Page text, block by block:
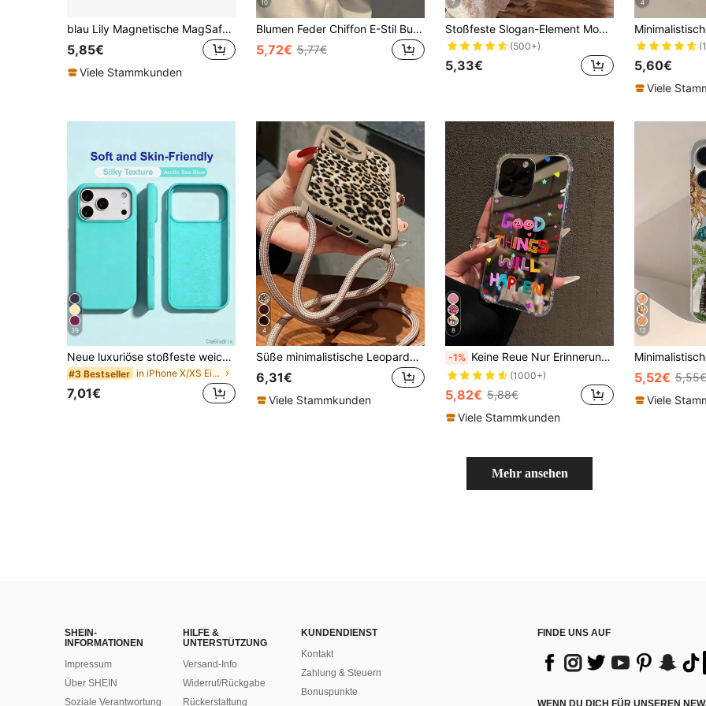
blau Lily Magnetische MagSafe Schnellverschluss Handyhülle, kompatibel mit iPhone 17, 17 Air, 17 Pro, 17 Pro Max, 16, 15, 14 Pro Max, 13, 12, 11 Plus und Galaxy S22/S23/S24/S25 Ultra/FE+, stoßfeste Acryl Handy Schutzhülle, magnetische Handy Schutzhülle, stilvoll und langanhaltend
5,85€
Viele Stammkunden
10
Blumen Feder Chiffon E-Stil Buntglas Sonnenblume bemalt Anti-Sturz Handyhülle kompatibel mit iPhone 14, 14 Pro, 14 Pro Max, 13, 13 Pro, 13 Pro Max, 11, 11 Pro Max, 12, 12 Pro, 12 Pro Max, XR, XS, 15, 15 Pro, 15 Pro Max, 16, 16 Pro, 16 Pro Max, 17, 17 Pro, 17 Air, 17 Pro Max, S23, S24, A04, A05, A14, A12, A15, A33, A53, A32, A35, A34, 13, 13 Pro, 14, 14 Pro, 15, 15 Pro, Premium Anti-Sturz Handyhülle
5,72€ 5,77€
7
Stoßfeste Slogan-Element Mode Handyhüllen, klare Schutzhüllen kompatibel mit Apple 17/17Pro/17Promax/16 Pro Max/17/15/14/13/12/11, praktisch und modisch, neues kreatives Design, Ästhetik, hochwertige Airbag-Schutzhüllen geeignet für Männer und Frauen, Jahrestags-Geschenk, Geburtstagsparty, Muttertag
(500+)
5,33€
4
5,60€
Viele
39
Neue luxuriöse stoßfeste weiche beige Handyhülle, kompatibel mit iPhone 17 16 15 Pro 14 Plus 13 12 11 17 Pro Max Air XR XS Max X/XS 7/8 Plus 7/8, stoßfeste glatte Schutzhülle, langanhaltend Design, hautfreundliches Material
#3 Bestseller in iPhone X/XS Einfache Handyhüllen
7,01€
4
Süße minimalistische Leoparden-Muster Mode Handyhülle, einfach gemalte strukturierte braune Umhängeband-Schlaufe, kompatibel mit iPhone 16/15/XR/16 Pro Max/7P 8P/P12 Pro Max/P13 Pro Max/P14 Pro Max/P13/P14/P11/P12/P14, XS/XS Max/7 8 GES2, A03s, A03 Core, A04, A12, A13, A14, A21s, A22, A23, A24, A32, A33 A34, A5 A51 A52, A53, A54, süße und modische dicke Handyhülle, Frühlingsgeschenk, Geburtstagsfest
6,31€
Viele Stammkunden
8
-1% Keine Reue Nur Erinnerungen Muster Spiegel Anti-Sturz Handyhülle, kompatibel mit iPhone 13/11/17/17pro/16/14/15/15pro/15 Plus/15 Promax/11pro/12pro/13pro/14pro/11promax/12promax/13promax/14promax/14plus/17pro Max/17Air/16Pro/16plus/16promax/17promax & kompatibel mit Samsung Galaxy/A54/A14/A12/A13/A15/A32/A33/A24/A52S/S20/S21/S22/S23/S24/S23Plus/S24ultra/S25/A15/A33/A23
(1000+)
5,82€ 5,88€
Viele Stammkunden
12
5,52€ 5,55€
Viele
Mehr ansehen
SHEIN-
INFORMATIONEN
Impressum
Über SHEIN
Soziale Verantwortung
HILFE &
UNTERSTÜTZUNG
Versand-Info
Widerruf/Rückgabe
Rückerstattung
KUNDENDIENST
Kontakt
Zahlung & Steuern
Bonuspunkte
FINDE UNS AUF
WENN DU DICH FÜR UNSEREN